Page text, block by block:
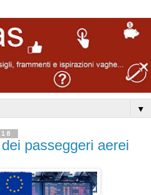
▼
passeggeri aerei